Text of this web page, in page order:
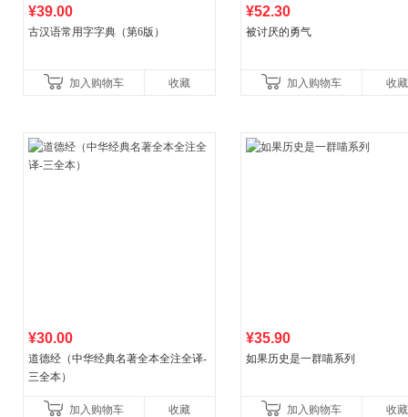
¥39.00
古汉语常用字字典（第6版）
加入购物车 收藏
¥52.30
被讨厌的勇气
加入购物车 收藏
¥30.00
道德经（中华经典名著全本全注全译-
三全本）
加入购物车 收藏
¥35.90
如果历史是一群喵系列
加入购物车 收藏